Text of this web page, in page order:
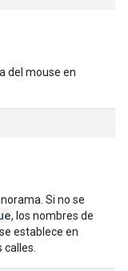
del mouse en
Si no se
, los nombres de
establece en